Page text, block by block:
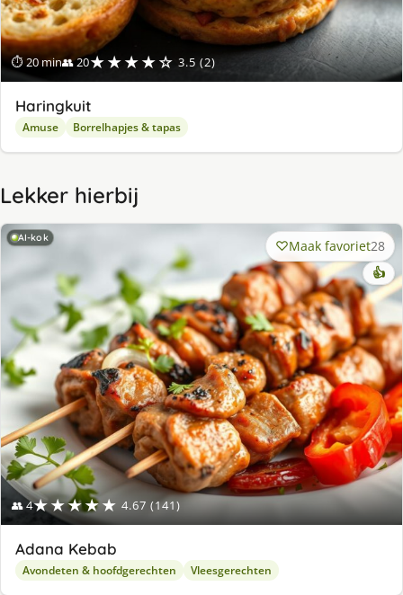
⏱ 20 min👥 20★★★★☆ 3.5 (2)
Haringkuit
Amuse Borrelhapjes & tapas
Lekker hierbij
AI-kok
👥 4★★★★★ 4.67 (141)
Maak favoriet28
👍
Adana Kebab
Avondeten & hoofdgerechten Vleesgerechten